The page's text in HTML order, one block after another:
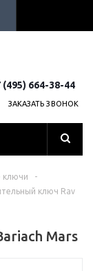
(495) 664-38-44
ЗАКАЗАТЬ ЗВОНОК
ключи
-
ключ Rav
Mars